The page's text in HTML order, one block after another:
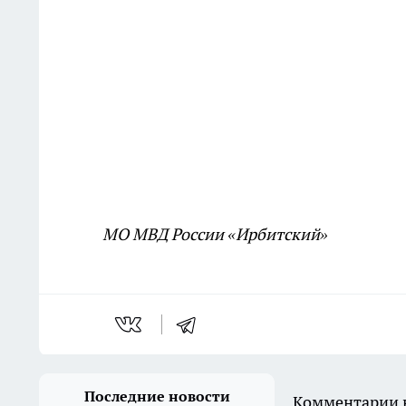
МО МВД России «Ирбитский»
Последние новости